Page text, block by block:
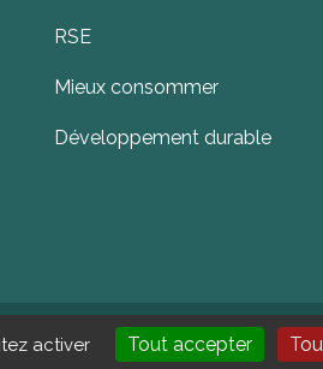
RSE
Mieux consommer
Développement durable
légales Données personnelles
activer Tout accepter